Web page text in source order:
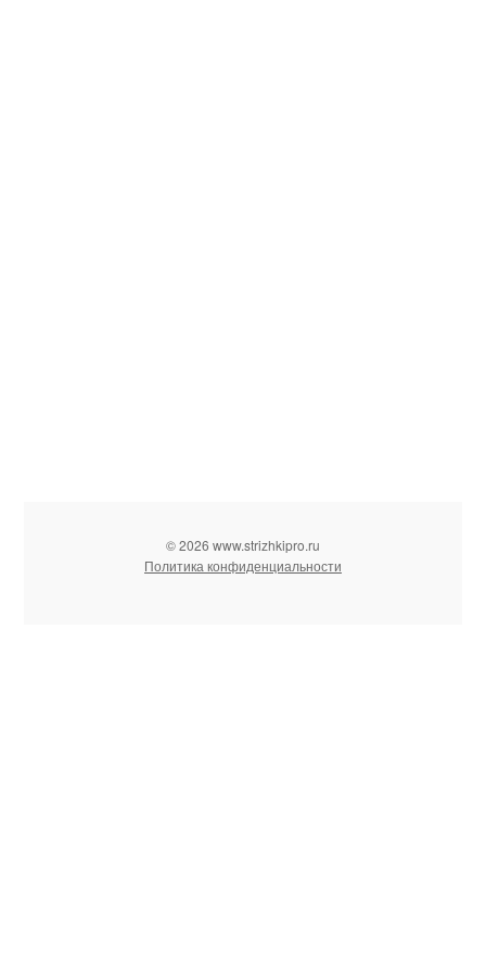
© 2026 www.strizhkipro.ru
Политика конфиденциальности